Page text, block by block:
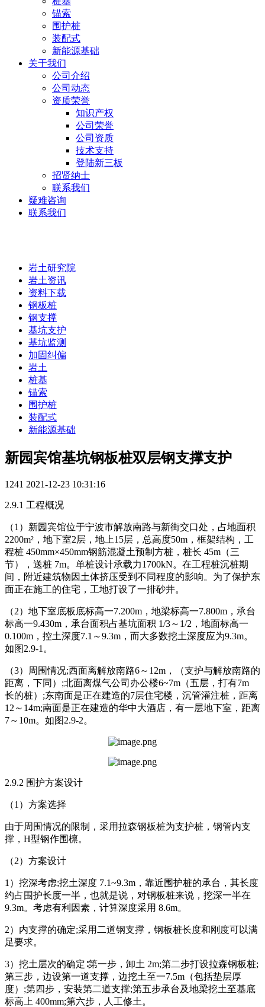
锚索
围护桩
装配式
新能源基础
关于我们
公司介绍
公司动态
资质荣誉
知识产权
公司荣誉
公司资质
技术支持
登陆新三板
招贤纳士
联系我们
疑难咨询
联系我们
岩土研究院
岩土资讯
资料下载
钢板桩
钢支撑
基坑支护
基坑监测
加固纠偏
岩土
桩基
锚索
围护桩
装配式
新能源基础
新园宾馆基坑钢板桩双层钢支撑支护
1241 2021-12-23 10:31:16
2.9.1 工程概况
（1）新园宾馆位于宁波市解放南路与新街交口处，占地面积
2200m²，地下室2层，地上15层，总高度50m，框架结构，工
程桩 450mm×450mm钢筋混凝土预制方桩，桩长 45m（三
节），送桩 7m。单桩设计承载力1700kN。在工程桩沉桩期
间，附近建筑物因土体挤压受到不同程度的影响。为了保护东
面正在施工的住宅，工地打设了一排砂井。
（2）地下室底板底标高一7.200m，地梁标高一7.800m，承台
标高一9.430m，承台面积占基坑面积 1/3～1/2，地面标高一
0.100m，控土深度7.1～9.3m，而大多数挖土深度应为9.3m。
如图2.9-1。
（3）周围情况;西面离解放南路6～12m，（支护与解放南路的
距离，下同）;北面离煤气公司办公楼6~7m（五层，打有7m
长的桩）;东南面是正在建造的7层住宅楼，沉管灌注桩，距离
12～14m;南面是正在建造的华中大酒店，有一层地下室，距离
7～10m。如图2.9-2。
2.9.2 围护方案设计
（1）方案选择
由于周围情况的限制，采用拉森钢板桩为支护桩，钢管内支
撑，H型钢作围檩。
（2）方案设计
1）挖深考虑;挖土深度 7.1~9.3m，靠近围护桩的承台，其长度
约占围护长度一半，也就是说，对钢板桩来说，挖深一半在
9.3m。考虑有利因素，计算深度采用 8.6m。
2）内支撑的确定;采用二道钢支撑，钢板桩长度和刚度可以满
足要求。
3）挖土层次的确定∶第一步，卸土 2m;第二步打设拉森钢板桩;
第三步，边设第一道支撑，边挖土至一7.5m（包括垫层厚
度）;第四步，安装第二道支撑;第五步承台及地梁挖土至基底
标高上 400mm;第六步，人工修土。